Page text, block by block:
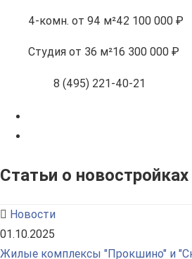
4-комн. от 94 м²42 100 000 ₽
Студия от 36 м²16 300 000 ₽
8 (495) 221-40-21
Статьи о новостройках
Новости
01.10.2025
Жилые комплексы "Прокшино" и